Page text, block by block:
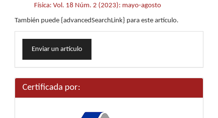
Física: Vol. 18 Núm. 2 (2023): mayo-agosto
También puede {advancedSearchLink} para este artículo.
Enviar
unEnviar un artículo
Certificada por: